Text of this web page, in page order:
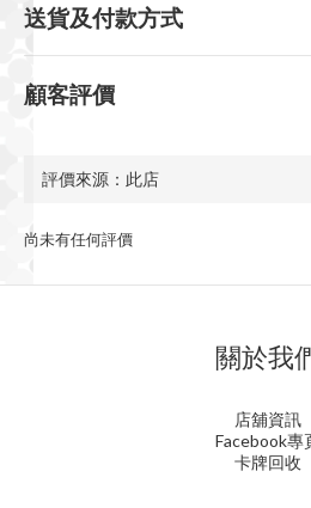
送貨及付款方式
顧客評價
尚未有任何評價
關於我
店舖資訊
Facebook專
卡牌回收